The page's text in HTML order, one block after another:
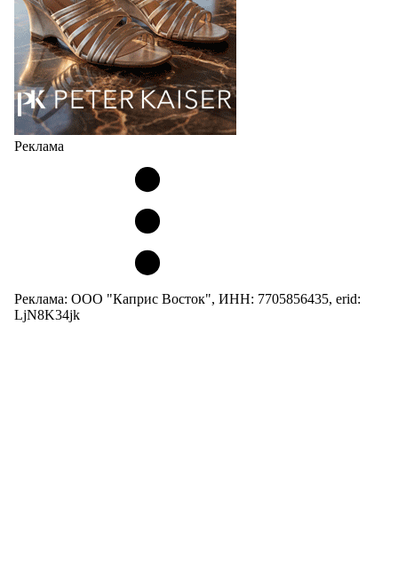
Реклама
Реклама: ООО "Каприс Восток", ИНН: 7705856435, erid:
LjN8K34jk